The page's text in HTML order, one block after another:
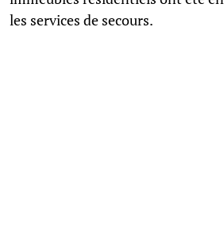
les services de secours.